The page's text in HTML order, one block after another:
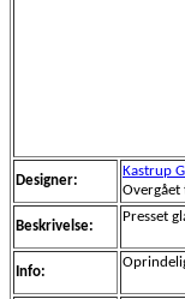
Designer:
Kastrup
Overgået
Beskrivelse:
Presset
Info: